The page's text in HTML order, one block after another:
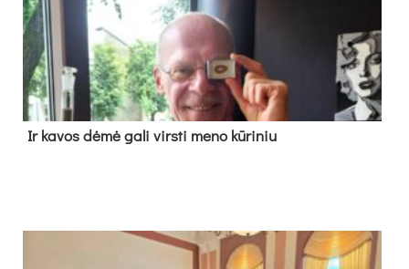
Ir ka­vos dė­mė ga­li virs­ti me­no kū­ri­niu